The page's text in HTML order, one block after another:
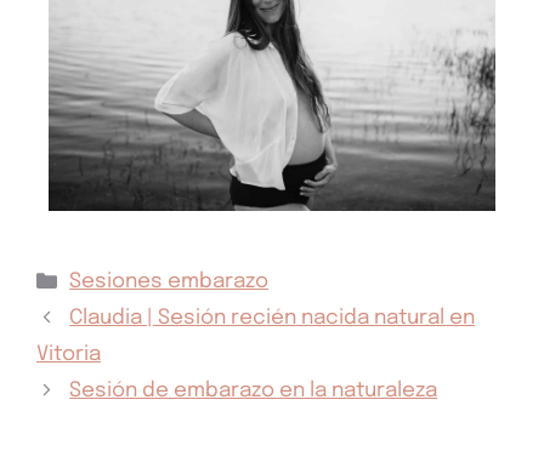
Sesiones embarazo
Claudia | Sesión recién nacida natural en
Vitoria
Sesión de embarazo en la naturaleza